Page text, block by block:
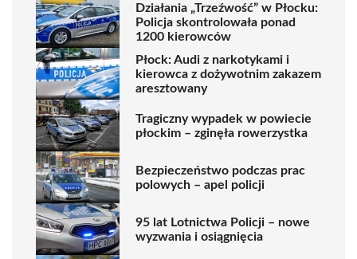
Działania „Trzeźwość” w Płocku:
Policja skontrolowała ponad
1200 kierowców
Płock: Audi z narkotykami i
kierowca z dożywotnim zakazem
aresztowany
Tragiczny wypadek w powiecie
płockim – zginęła rowerzystka
Bezpieczeństwo podczas prac
polowych – apel policji
95 lat Lotnictwa Policji – nowe
wyzwania i osiągnięcia